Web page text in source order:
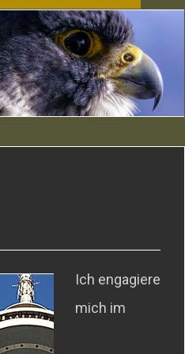
Ich engagiere
mich im